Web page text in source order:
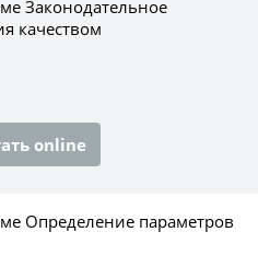
Законодательное
качеством
online
Определение параметров